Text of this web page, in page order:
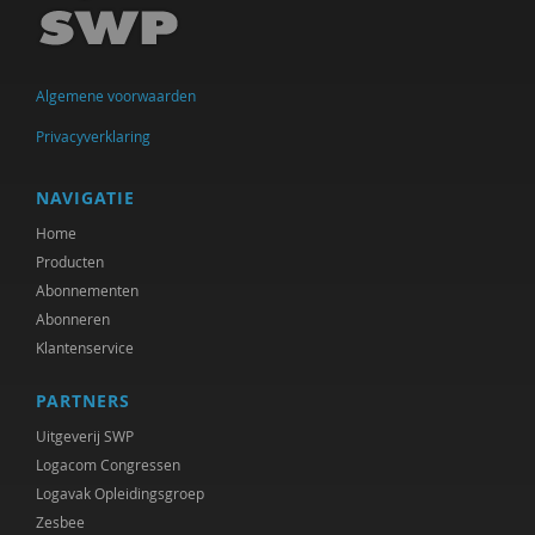
Jan IJzermans
Monique Leijgraaf
Bas Levering
Brecht Molenaar
Heidi Muijen
Jeannette Pols
Algemene voorwaarden
Privacyverklaring
NAVIGATIE
Home
Producten
Abonnementen
Abonneren
Klantenservice
PARTNERS
Uitgeverij SWP
Logacom Congressen
Logavak Opleidingsgroep
Zesbee